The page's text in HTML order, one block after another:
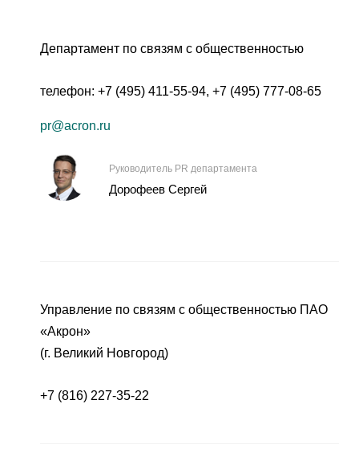
Департамент по связям с общественностью
телефон: +7 (495) 411-55-94, +7 (495) 777-08-65
pr@acron.ru
Руководитель PR департамента
Дорофеев Сергей
Управление по связям с общественностью ПАО
«Акрон»
(г. Великий Новгород)
+7 (816) 227-35-22